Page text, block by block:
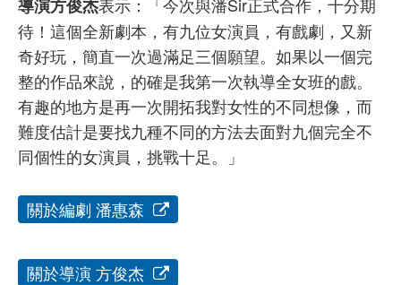
導演方俊杰
待！這個全新劇本，有九位女演員，有戲劇，又新
奇好玩，簡直一次過滿足三個願望。如果以一個完
整的作品來說，的確是我第一次執導全女班的戲。
有趣的地方是再一次開拓我對女性的不同想像，而
難度估計是要找九種不同的方法去面對九個完全不
同個性的女演員，挑戰十足。」
關於編劇 潘惠森
關於導演 方俊杰